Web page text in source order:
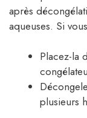
après
aqueuses. Si
Placez-la
plusieurs